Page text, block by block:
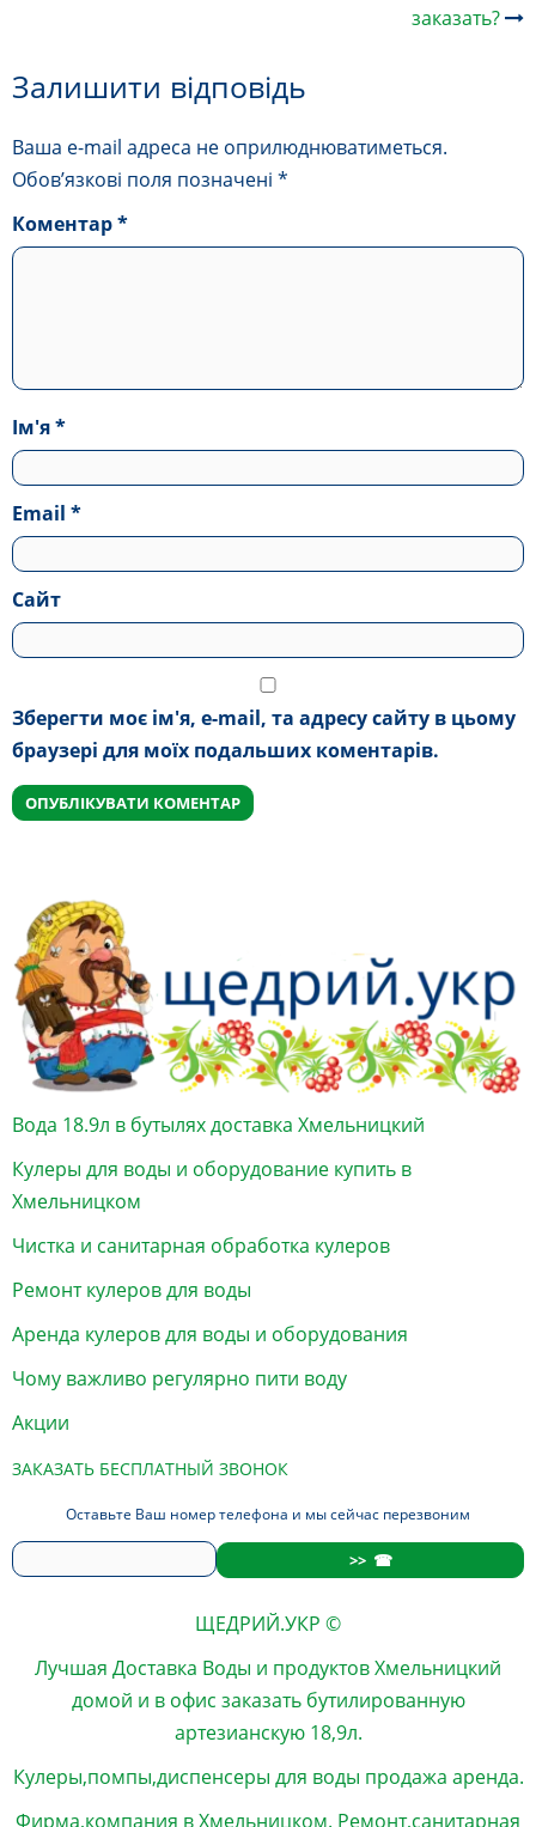
заказать?
Залишити відповідь
Ваша e-mail адреса не оприлюднюватиметься.
Обов’язкові поля позначені *
Коментар*
Ім'я*
Email *
Сайт
Зберегти моє ім'я, e-mail, та адресу сайту в цьому
браузері для моїх подальших коментарів.
Вода 18.9л в бутылях доставка Хмельницкий
Кулеры для воды и оборудование купить в
Хмельницком
Чистка и санитарная обработка кулеров
Ремонт кулеров для воды
Аренда кулеров для воды и оборудования
Чому важливо регулярно пити воду
Акции
ЗАКАЗАТЬ БЕСПЛАТНЫЙ ЗВОНОК
Оставьте Ваш номер телефона и мы сейчас перезвоним
ЩЕДРИЙ.УКР ©
Лучшая Доставка Воды и продуктовХмельницкий
домой и в офис заказатьбутилированную
артезианскую 18,9л.
Кулеры,помпы,диспенсеры для воды продажа аренда.
Фирма,компания в Хмельницком. Ремонт,санитарная